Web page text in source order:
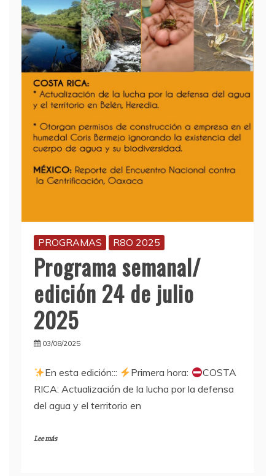
PROGRAMAS R8O 2025
Programa semanal/
edición 24 de julio
2025
03/08/2025
En esta edición::: Primera hora:
COSTA
RICA: Actualización de la lucha por la defensa
del agua y el territorio en
Lee más